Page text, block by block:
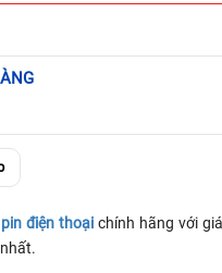
điện thoại chính hãng với